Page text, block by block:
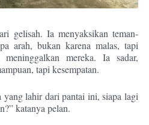
gelisah. Ia menyaksikan teman-
arah, bukan karena malas, tapi
mereka. Ia sadar,
tapi kesempatan.
lahir dari pantai ini, siapa lagi
katanya pelan.